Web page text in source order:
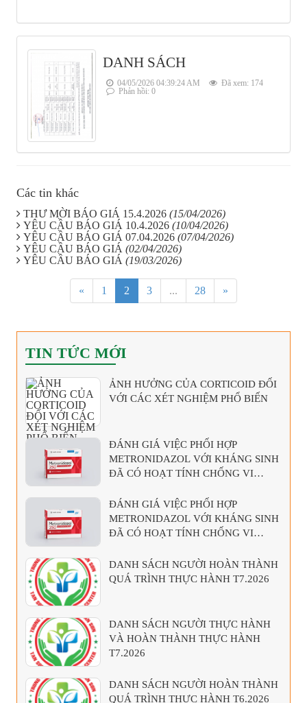
DANH SÁCH
04/05/2026 04:39:24 AM
Đã xem: 174
Phản hồi: 0
Các tin khác
THƯ MỜI BÁO GIÁ 15.4.2026 (15/04/2026)
YÊU CẦU BÁO GIÁ 10.4.2026 (10/04/2026)
YÊU CẦU BÁO GIÁ 07.04.2026 (07/04/2026)
YÊU CẦU BÁO GIÁ (02/04/2026)
YÊU CẦU BÁO GIÁ (19/03/2026)
« 1 2 3 ... 28 »
TIN TỨC MỚI
ẢNH HƯỞNG CỦA CORTICOID ĐỐI
VỚI CÁC XÉT NGHIỆM PHỔ BIẾN
ĐÁNH GIÁ VIỆC PHỐI HỢP
METRONIDAZOL VỚI KHÁNG SINH
ĐÃ CÓ HOẠT TÍNH CHỐNG VI
ĐÁNH GIÁ VIỆC PHỐI HỢP
METRONIDAZOL VỚI KHÁNG SINH
ĐÃ CÓ HOẠT TÍNH CHỐNG VI
DANH SÁCH NGƯỜI HOÀN THÀNH
QUÁ TRÌNH THỰC HÀNH T7.2026
DANH SÁCH NGƯỜI THỰC HÀNH
VÀ HOÀN THÀNH THỰC HÀNH
T7.2026
DANH SÁCH NGƯỜI HOÀN THÀNH
QUÁ TRÌNH THỰC HÀNH T6.2026